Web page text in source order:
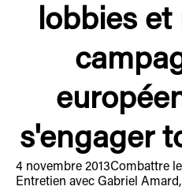
lobbies et
s'engager
4 novembre 2013Combattre
Entretien avec Gabriel